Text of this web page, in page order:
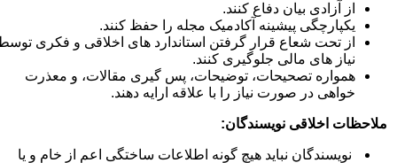
از آزادی بیان دفاع کنند.
یکپارچگی پیشینه آکادمیک مجله را حفظ کنند.
از تحت شعاع قرار گرفتن استاندارد های اخلاقی و فکری توسط
نیاز های مالی جلوگیری کنند.
همواره تصحیحات، توضیحات، پس گیری مقالات، و معذرت
خواهی در صورت نیاز را با علاقه ارایه دهند.
ملاحظات اخلاقی نویسندگان:
نویسندگان نباید هیچ گونه اطلاعات ساختگی اعم از خام و یا